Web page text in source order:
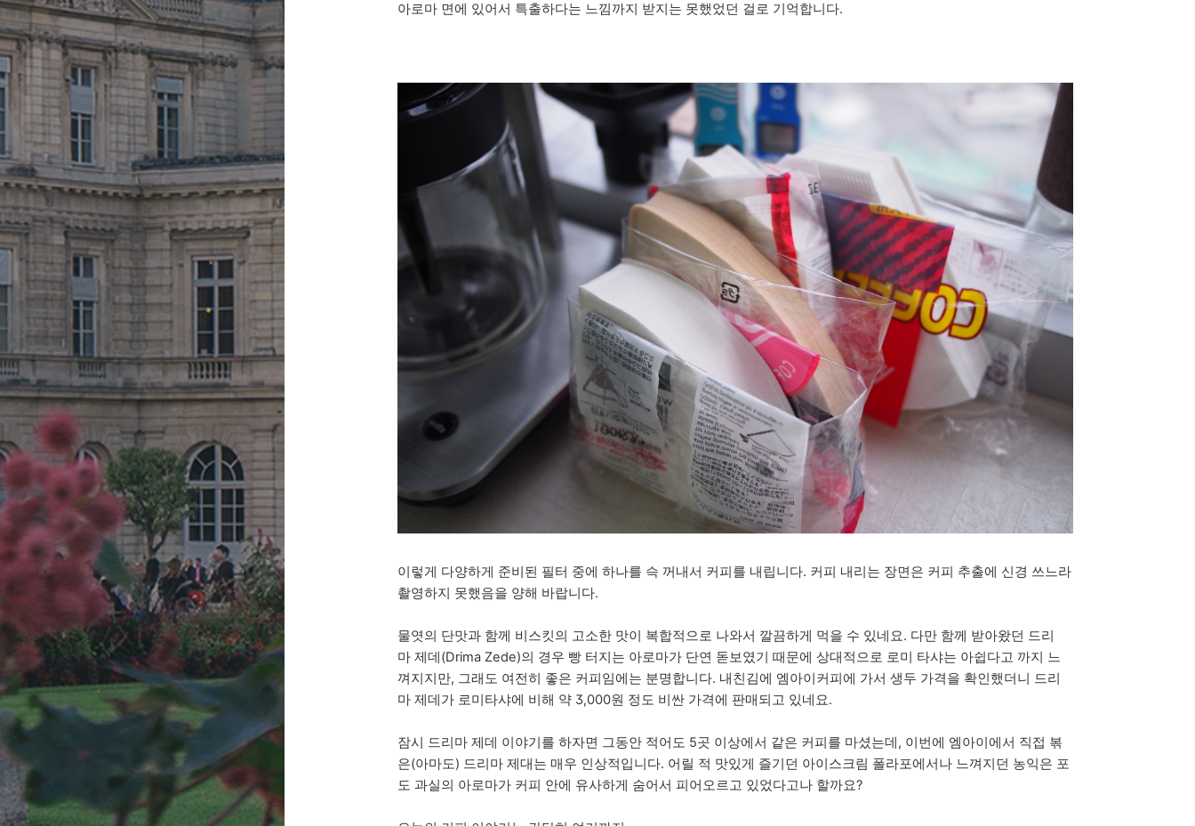
아로마 면에 있어서 특출하다는 느낌까지 받지는 못했었던 걸로 기억합니다.
이렇게 다양하게 준비된 필터 중에 하나를 슥 꺼내서 커피를 내립니다. 커피 내리는 장면은 커피 추출에 신경 쓰느라
촬영하지 못했음을 양해 바랍니다.
물엿의 단맛과 함께 비스킷의 고소한 맛이 복합적으로 나와서 깔끔하게 먹을 수 있네요. 다만 함께 받아왔던 드리
마 제데(Drima Zede)의 경우 빵 터지는 아로마가 단연 돋보였기 때문에 상대적으로 로미 타샤는 아쉽다고 까지 느
껴지지만, 그래도 여전히 좋은 커피임에는 분명합니다. 내친김에 엠아이커피에 가서 생두 가격을 확인했더니 드리
마 제데가 로미타샤에 비해 약 3,000원 정도 비싼 가격에 판매되고 있네요.
잠시 드리마 제데 이야기를 하자면 그동안 적어도 5곳 이상에서 같은 커피를 마셨는데, 이번에 엠아이에서 직접 볶
은(아마도) 드리마 제대는 매우 인상적입니다. 어릴 적 맛있게 즐기던 아이스크림 폴라포에서나 느껴지던 농익은 포
도 과실의 아로마가 커피 안에 유사하게 숨어서 피어오르고 있었다고나 할까요?